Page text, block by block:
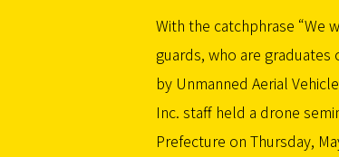
With the catchphrase “We
guards, who are
by Unmanned Aerial
Inc. staff held a drone
Prefecture on Thursday,